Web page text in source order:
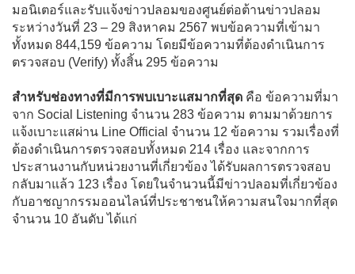
มอนิเตอร์และรับแจ้งข่าวปลอมของศูนย์ต่อต้านข่าวปลอม
ระหว่างวันที่ 23 – 29 สิงหาคม 2567 พบข้อความที่เข้ามา
ทั้งหมด 844,159 ข้อความ โดยมีข้อความที่ต้องดำเนินการ
ตรวจสอบ (Verify) ทั้งสิ้น 295 ข้อความ
สำหรับช่องทางที่มีการพบเบาะแสมากที่สุด คือ ข้อความที่มา
จาก Social Listening จำนวน 283 ข้อความ ตามมาด้วยการ
แจ้งเบาะแสผ่าน Line Official จำนวน 12 ข้อความ รวมเรื่องที่
ต้องดำเนินการตรวจสอบทั้งหมด 214 เรื่อง และจากการ
ประสานงานกับหน่วยงานที่เกี่ยวข้อง ได้รับผลการตรวจสอบ
กลับมาแล้ว 123 เรื่อง โดยในจำนวนนี้มีข่าวปลอมที่เกี่ยวข้อง
กับอาชญากรรมออนไลน์ที่ประชาชนให้ความสนใจมากที่สุด
จำนวน 10 อันดับ ได้แก่